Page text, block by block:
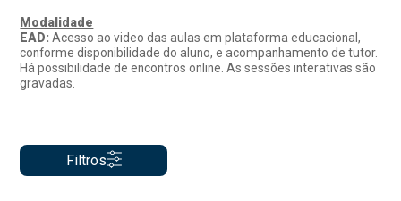
Modalidade
EAD:Acesso ao video das aulas em plataforma educacional,
conforme disponibilidade do aluno, e acompanhamento de tutor.
Há possibilidade de encontros online. As sessões interativas são
gravadas.
Filtros